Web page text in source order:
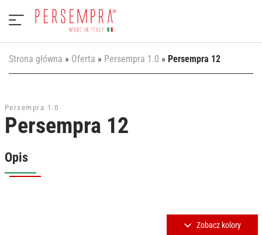
Strona główna » Oferta » Persempra 1.0 » Persempra 12
Persempra 1.0
Persempra 12
Opis
Zobacz kolory